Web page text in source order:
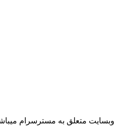
متعلق به مسترسرام